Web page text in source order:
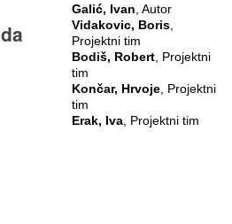
Galić, Ivan , Autor
Vidakovic, Boris
Projektni tim
Bodiš, Robert , Projektni
tim
Končar, Hrvoje , Projektni
tim
Erak, Iva , Projektni tim